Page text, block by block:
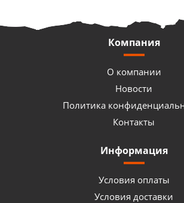
Компания
О компании
Новости
Политика
Контакты
Информация
Условия оплаты
Условия доставки